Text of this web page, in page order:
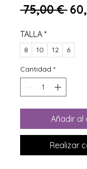
75,00 €
TALLA *
8 10 12 6
Cantidad *
Añadir al
Realizar